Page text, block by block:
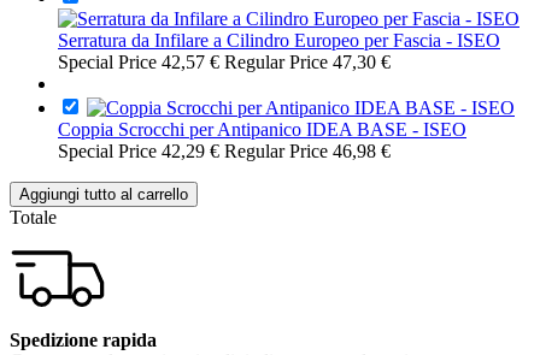
Serratura da Infilare a Cilindro Europeo per Fascia - ISEO
Special Price 42,57 € Regular Price 47,30 €
Coppia Scrocchi per Antipanico IDEA BASE - ISEO
Special Price 42,29 € Regular Price 46,98 €
Aggiungi tutto al carrello
Totale
Spedizione rapida